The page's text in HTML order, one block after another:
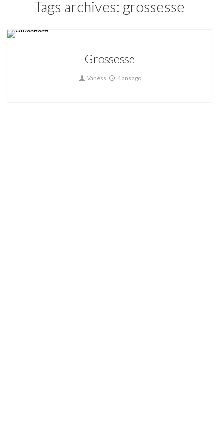
Tags archives: grossesse
Grossesse
Vaness 4 ans ago